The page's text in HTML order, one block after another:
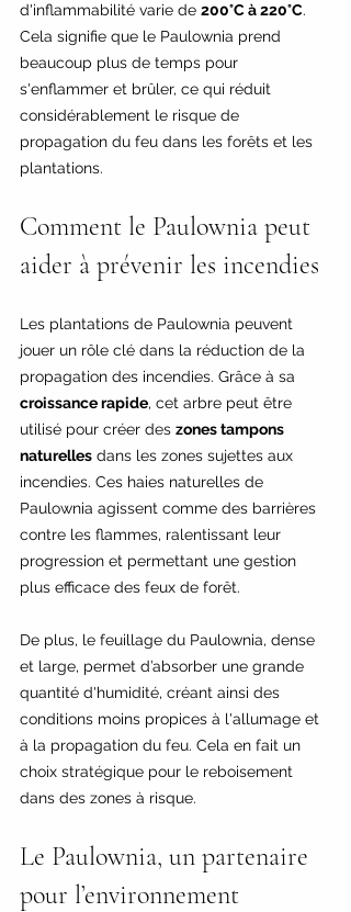
d'inflammabilité varie de 200°C à 220°C.
Cela signifie que le Paulownia prend
beaucoup plus de temps pour
s'enflammer et brûler, ce qui réduit
considérablement le risque de
propagation du feu dans les forêts et les
plantations.
Comment le Paulownia peut
aider à prévenir les incendies
Les plantations de Paulownia peuvent
jouer un rôle clé dans la réduction de la
propagation des incendies. Grâce à sa
croissance rapide, cet arbre peut être
utilisé pour créer des zones tampons
naturelles dans les zones sujettes aux
incendies. Ces haies naturelles de
Paulownia agissent comme des barrières
contre les flammes, ralentissant leur
progression et permettant une gestion
plus efficace des feux de forêt.
De plus, le feuillage du Paulownia, dense
et large, permet d’absorber une grande
quantité d'humidité, créant ainsi des
conditions moins propices à l'allumage et
à la propagation du feu. Cela en fait un
choix stratégique pour le reboisement
dans des zones à risque.
Le Paulownia, un partenaire
pour l’environnement